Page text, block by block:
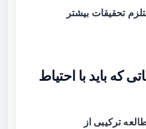
تحقیقات بیشتر
که باید با احتیاط
ترکیبی از